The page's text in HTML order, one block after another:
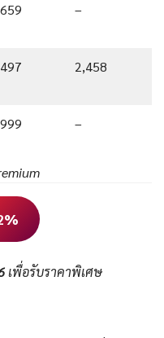
–
2,458
–
เพื่อรับราคาพิเศษ